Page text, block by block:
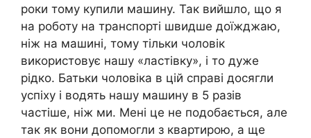
роки тому купили машину. Так вийшло, що я
на роботу на транспорті швидше доїжджаю,
ніж на машині, тому тільки чоловік
використовує нашу «ластівку», і то дуже
рідко. Батьки чоловіка в цій справі досягли
успіху і водять нашу машину в 5 разів
частіше, ніж ми. Мені це не подобається, але
так як вони допомогли з квартирою, а ще